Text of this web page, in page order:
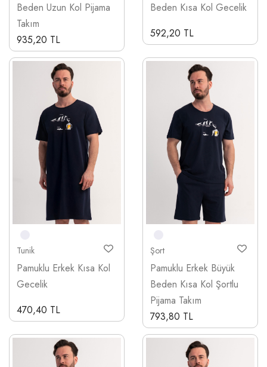
Beden Uzun Kol Pijama
Takım
935,20 TL
Beden Kısa Kol Gecelik
592,20 TL
Tunik
Pamuklu Erkek Kısa Kol
Gecelik
470,40 TL
Şort
Pamuklu Erkek Büyük
Beden Kısa Kol Şortlu
Pijama Takım
793,80 TL